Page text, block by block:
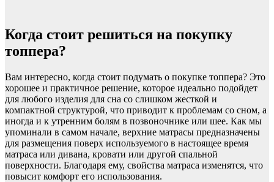
Когда стоит решиться на покупку
топпера?
Вам интересно, когда стоит подумать о покупке топпера? Это
хорошее и практичное решение, которое идеально подойдет
для любого изделия для сна со слишком жесткой и
компактной структурой, что приводит к проблемам со сном, а
иногда и к утренним болям в позвоночнике или шее. Как мы
упоминали в самом начале, верхние матрасы предназначены
для размещения поверх используемого в настоящее время
матраса или дивана, кровати или другой спальной
поверхности. Благодаря ему, свойства матраса изменятся, что
повысит комфорт его использования.